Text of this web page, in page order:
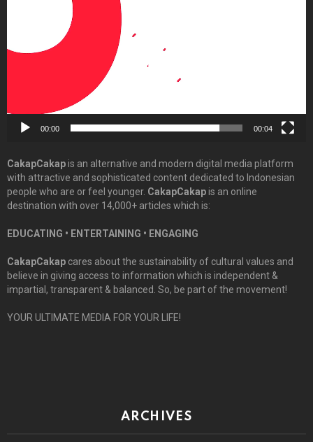
00:00 00:04
CakapCakapis an alternative and modern digital media platform
with attractive and sophisticated content dedicated to Indonesian
people who are or feel younger. CakapCakapis an online
destination with over 14,000+ articles which is:
EDUCATING • ENTERTAINING • ENGAGING
CakapCakap cares about the sustainability of cultural values and
believe in giving access to information which is independent &
impartial, transparent & balanced. So, be part of the movement!
YOUR ULTIMATE MEDIA FOR YOUR LIFE!
ARCHIVES